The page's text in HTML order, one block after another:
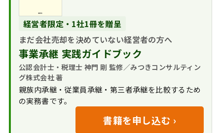
経営者限定・1社1冊を贈呈
まだ会社売却を決めていない経営者の方へ
事業承継 実践ガイドブック
公認会計士・税理士 神門 剛 監修／みつきコンサルティン
グ株式会社 著
親族内承継・従業員承継・第三者承継を比較するため
の実務書です。
書籍を申し込む ›